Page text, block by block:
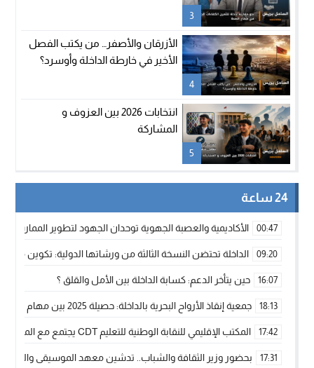
3
4
الأزرقان والأصفر… من يكتب الفصل
الأخير في خارطة الداخلة وأوسرد؟
5
انتخابات 2026 بين العزوف و
المشاركة
24 ساعة
00:47 الأكاديمية والعصبة الجهوية توحدان الجهود لتطوير الممارسة
09:20 الداخلة تحتضن النسخة الثالثة من ورشاتها الدولية: تكوين
16:07 حين يتأخر الدعم: كسابة الداخلة بين الأمل والقلق ؟
18:13 جمعية إنقاذ الأرواح البحرية بالداخلة: حصيلة 2025 بين مهام الإنقاذ ومشروع “دار البحار”
17:42 المكتب الإقليمي للنقابة الوطنية للتعليم CDT يجتمع مع المدير الإقليمي لمناقشة ملفات جوهرية لنساء ورجال التعليم
17:31 بحضور وزير الثقافة والشباب.. تدشين معهد الموسيقى والفنون